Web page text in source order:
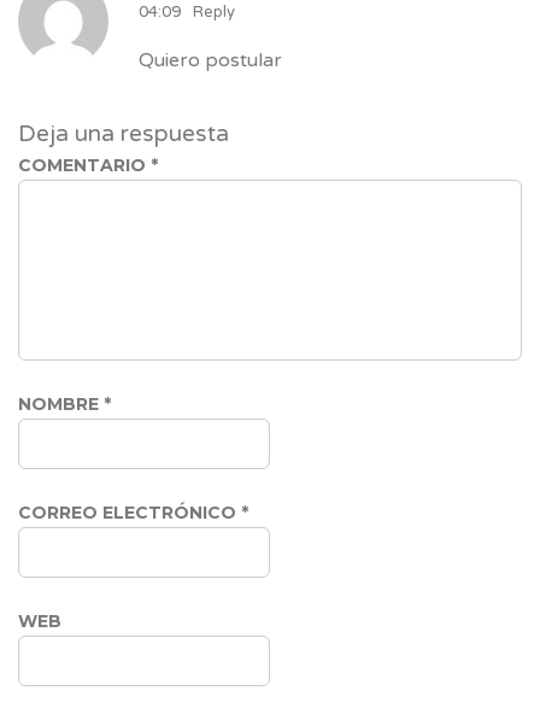
04:09
Reply
Quiero postular
Deja una respuesta
COMENTARIO *
NOMBRE *
CORREO ELECTRÓNICO *
WEB